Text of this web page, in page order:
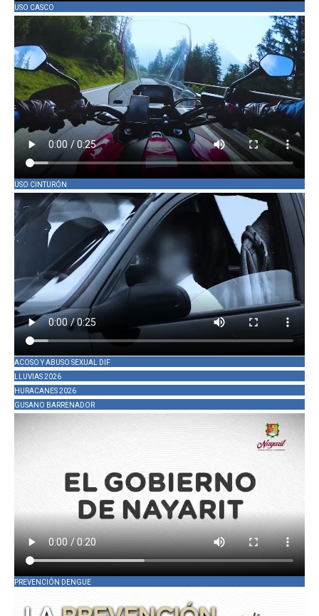
USO CASCO
USO CINTURÓN
ACOSO Y ABUSO SEXUAL DIF
LLUVIAS 2026
HURACANES 2026
GUSANO BARRENADOR
PREVENCIÓN DENGUE